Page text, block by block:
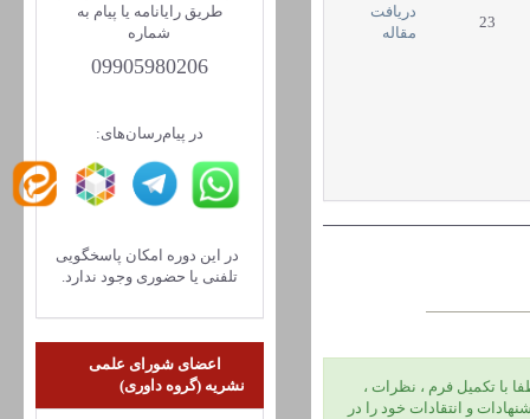
23
دریافت
مقاله
با تكميل فرم ، نظرات ،
و انتقادات خود را در
طریق رایانامه یا پیام به
شماره
09905980206
در پیام‌رسان‌های:
در این دوره امکان پاسخگویی
تلفنی یا حضوری وجود ندارد.
اعضای شورای علمی
نشریه (گروه داوری)